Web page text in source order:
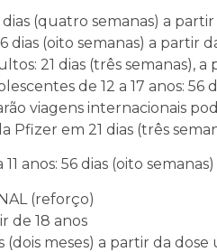
(quatro semanas) a
dias (oito semanas) a partir
21 dias (três semanas), a
de 12 a 17 anos:
viagens internacionais
Pfizer em 21 dias (três
11 anos: 56 dias (oito
(reforço)
de 18 anos
(dois meses) a partir da dose